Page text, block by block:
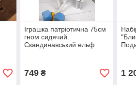
Іграшка патріотична 75см
гном сидячий.
Скандинавський ельф
749₴ 1